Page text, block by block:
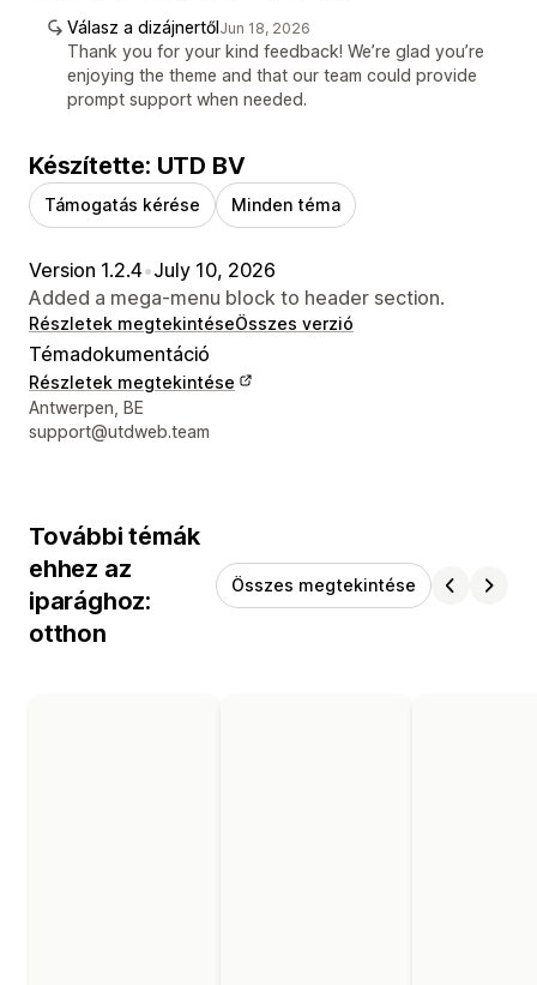
Válasz a dizájnertőlJun 18, 2026
Thank you for your kind feedback! We’re glad you’re
enjoying the theme and that our team could provide
prompt support when needed.
Készítette: UTD BV
Támogatás kérése Minden téma
Version 1.2.4•July 10, 2026
Added a mega-menu block to header section.
Részletek megtekintéseÖsszes verzió
Témadokumentáció
Részletek megtekintése
Dizájner kapcsolattartási adatai
Antwerpen, BE
support@utdweb.team
További témák
ehhez az
iparághoz:
otthon
Összes megtekintése